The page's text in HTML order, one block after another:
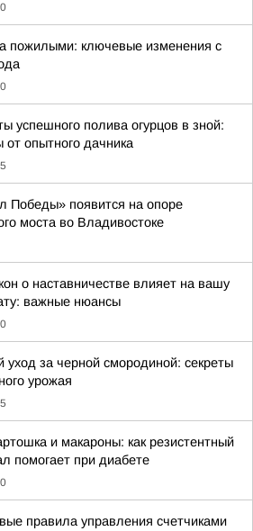
пожилыми: ключевые изменения с
успешного полива огурцов в зной:
от опытного дачника
Победы» появится на опоре
моста во Владивостоке
о наставничестве влияет на вашу
важные нюансы
уход за черной смородиной: секреты
урожая
и макароны: как резистентный
помогает при диабете
правила управления счетчиками